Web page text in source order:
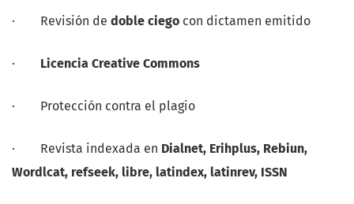
· Revisión de doble ciego con dictamen emitido
· Licencia Creative Commons
· Protección contra el plagio
· Revista indexada en Dialnet, Erihplus, Rebiun,
Wordlcat, refseek, libre, latindex, latinrev, ISSN